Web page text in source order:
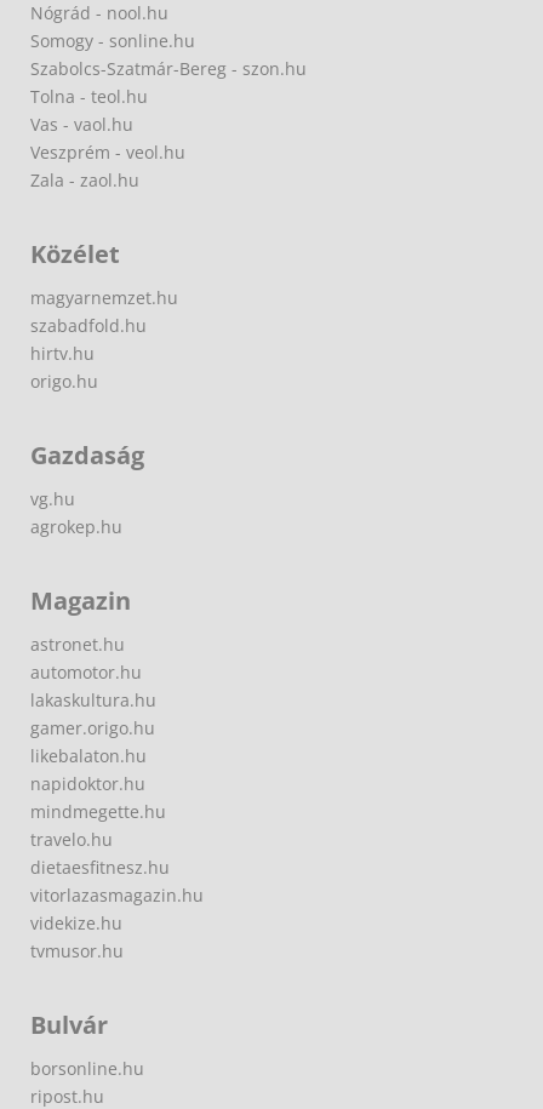
Nógrád - nool.hu
Somogy - sonline.hu
Szabolcs-Szatmár-Bereg - szon.hu
Tolna - teol.hu
Vas - vaol.hu
Veszprém - veol.hu
Zala - zaol.hu
Közélet
magyarnemzet.hu
szabadfold.hu
hirtv.hu
origo.hu
Gazdaság
vg.hu
agrokep.hu
Magazin
astronet.hu
automotor.hu
lakaskultura.hu
gamer.origo.hu
likebalaton.hu
napidoktor.hu
mindmegette.hu
travelo.hu
dietaesfitnesz.hu
vitorlazasmagazin.hu
videkize.hu
tvmusor.hu
Bulvár
borsonline.hu
ripost.hu